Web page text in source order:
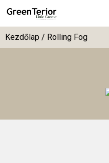
Kezdőlap / Rolling Fog